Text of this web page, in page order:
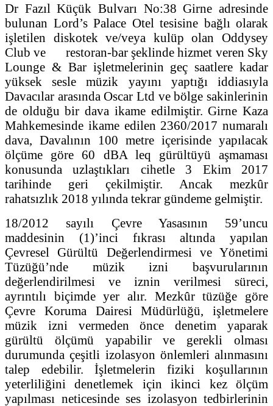
Dr Fazıl Küçük Bulvarı No:38 Girne adresinde
bulunan Lord’s Palace Otel tesisine bağlı olarak
işletilen diskotek ve/veya kulüp olan Oddysey
Club ve restoran-bar şeklinde hizmet veren Sky
Lounge & Bar işletmelerinin geç saatlere kadar
yüksek sesle müzik yayını yaptığı iddiasıyla
Davacılar arasında Oscar Ltd ve bölge sakinlerinin
de olduğu bir dava ikame edilmiştir. Girne Kaza
Mahkemesinde ikame edilen 2360/2017 numaralı
dava, Davalının 100 metre içerisinde yapılacak
ölçüme göre 60 dBA leq gürültüyü aşmaması
konusunda uzlaştıkları cihetle 3 Ekim 2017
tarihinde geri çekilmiştir. Ancak mezkûr
rahatsızlık 2018 yılında tekrar gündeme gelmiştir.
18/2012 sayılı Çevre Yasasının 59’uncu
maddesinin (1)’inci fıkrası altında yapılan
Çevresel Gürültü Değerlendirmesi ve Yönetimi
Tüzüğü’nde müzik izni başvurularının
değerlendirilmesi ve iznin verilmesi süreci,
ayrıntılı biçimde yer alır. Mezkûr tüzüğe göre
Çevre Koruma Dairesi Müdürlüğü, işletmelere
müzik izni vermeden önce denetim yaparak
gürültü ölçümü yapabilir ve gerekli olması
durumunda çeşitli izolasyon önlemleri alınmasını
talep edebilir. İşletmelerin fiziki koşullarının
yeterliliğini denetlemek için ikinci kez ölçüm
yapılması neticesinde ses izolasyon tedbirlerinin